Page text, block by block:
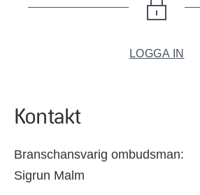
LOGGA IN
Kontakt
Branschansvarig ombudsman:
Sigrun Malm